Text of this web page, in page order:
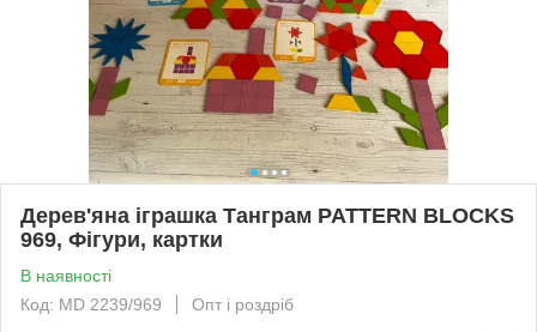
Дерев'яна іграшка Танграм PATTERN BLOCKS
969, Фігури, картки
В наявності
Код: MD 2239/969
Опт і роздріб